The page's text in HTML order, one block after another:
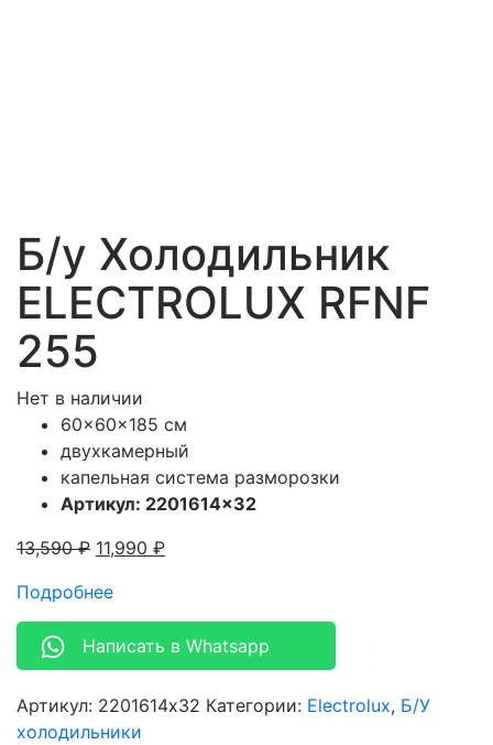
Б/у Холодильник
ELECTROLUX RFNF
255
Нет в наличии
60x60x185 см
двухкамерный
капельная система разморозки
Артикул: 2201614×32
13,590₽ 11,990 ₽
Подробнее
Написать в Whatsapp
Артикул: 2201614x32 Категории: Electrolux, Б/У
холодильники